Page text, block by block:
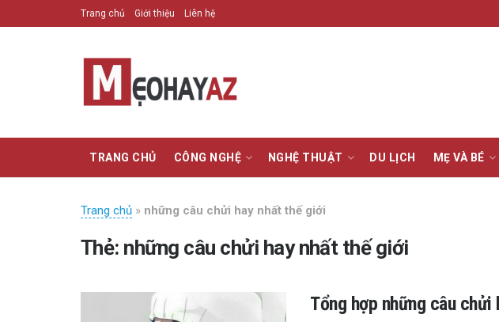
Trang chủ Giới thiệu Liên hệ
TRANG CHỦ CÔNG NGHỆ NGHỆ THUẬT DU LỊCH MẸ VÀ BÉ
Trang chủ » những câu chửi hay nhất thế giới
Thẻ: những câu chửi hay nhất thế giới
Tổng hợp những câu chửi